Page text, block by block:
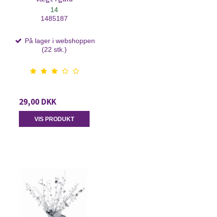
14
1485187
På lager i webshoppen
(22 stk.)
29,00 DKK
VIS PRODUKT